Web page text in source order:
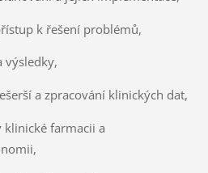
k řešení problémů,
výsledky,
a zpracování klinických dat,
klinické farmacii a